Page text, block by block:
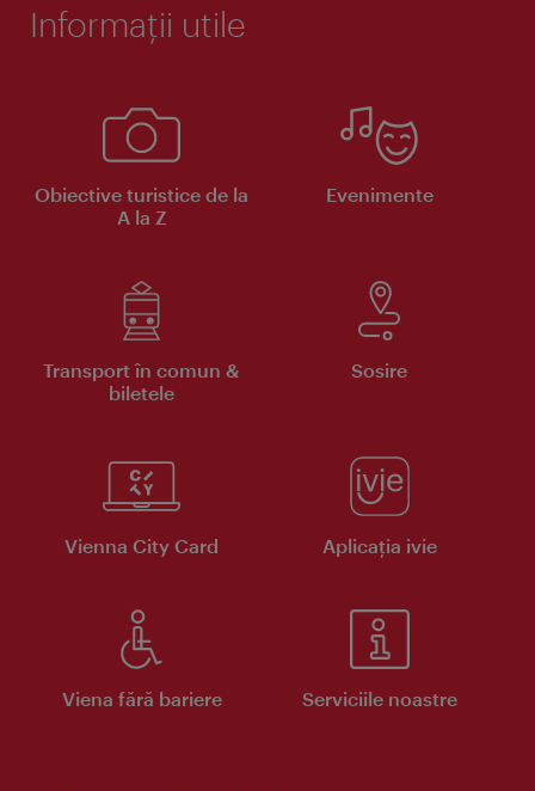
Informaţii utile
Obiective turistice de la
A la Z
Evenimente
Transport în comun &
biletele
Sosire
Vienna City Card Aplicaţia ivie
Viena fără bariere Serviciile noastre